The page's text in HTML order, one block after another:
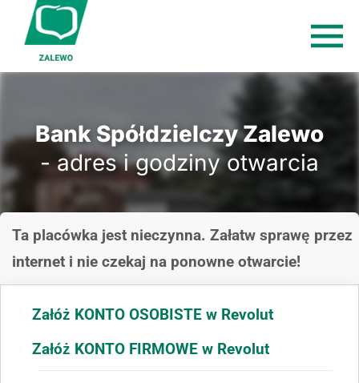
Bank Spółdzielczy Zalewo
- adres i godziny otwarcia
Ta placówka jest nieczynna. Załatw sprawę przez
internet i nie czekaj na ponowne otwarcie!
Załóż KONTO OSOBISTE w Revolut
Załóż KONTO FIRMOWE w Revolut